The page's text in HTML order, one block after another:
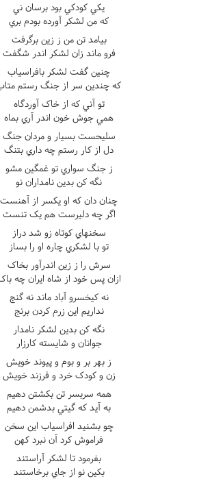
يکي کودکي بود برسان ني
که من لشکر آورده بودم بري
بيامد تن من ز زين برگرفت
فرو ماند زان لشکر اندر شگفت
چنين گفت لشکر بافراسياب
که چندين سر از جنگ رستم
تو آني که از خاک آوردگاه
همي جوش خون اندر آري بماه
سليحست بسيار و مردان جنگ
دل از کار رستم چه داري بتنگ
ز جنگ سواري تو غمگين مشو
نگه کن بدين نامداران نو
چنان دان که او يکسر از آهنست
اگر چه دليرست هم يک تنست
سخنهاي کوتاه زو شد دراز
تو با لشکري چاره او را بساز
سرش را ز زين اندرآور بخاک
ازان پس خود از شاه ايران چه
نه کيخسرو آباد ماند نه گنج
نداريم اين زرم کردن برنج
نگه کن بدين لشکر نامدار
جوانان و شايسته کارزار
ز بهر بر و بوم و پيوند خويش
زن و کودک خرد و فرزند خويش
همه سربسر تن بکشتن دهيم
به آيد که گيتي بدشمن دهيم
چو بشنيد افراسياب اين سخن
فراموش کرد آن نبرد کهن
بفرمود تا لشکر آراستند
بکين نو از جاي برخاستند